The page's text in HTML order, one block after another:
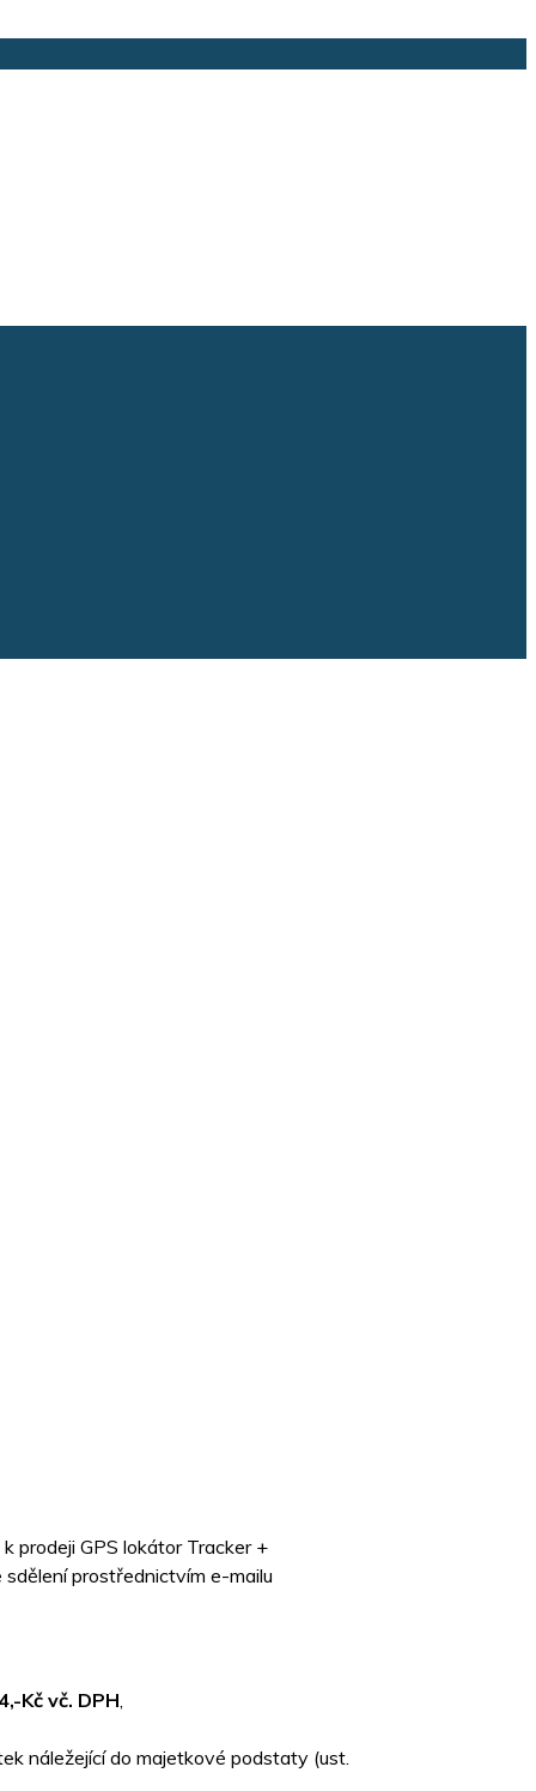
prodeji GPS lokátor Tracker +
prostřednictvím e-mailu
Kč vč. DPH,
náležející do majetkové podstaty (ust.